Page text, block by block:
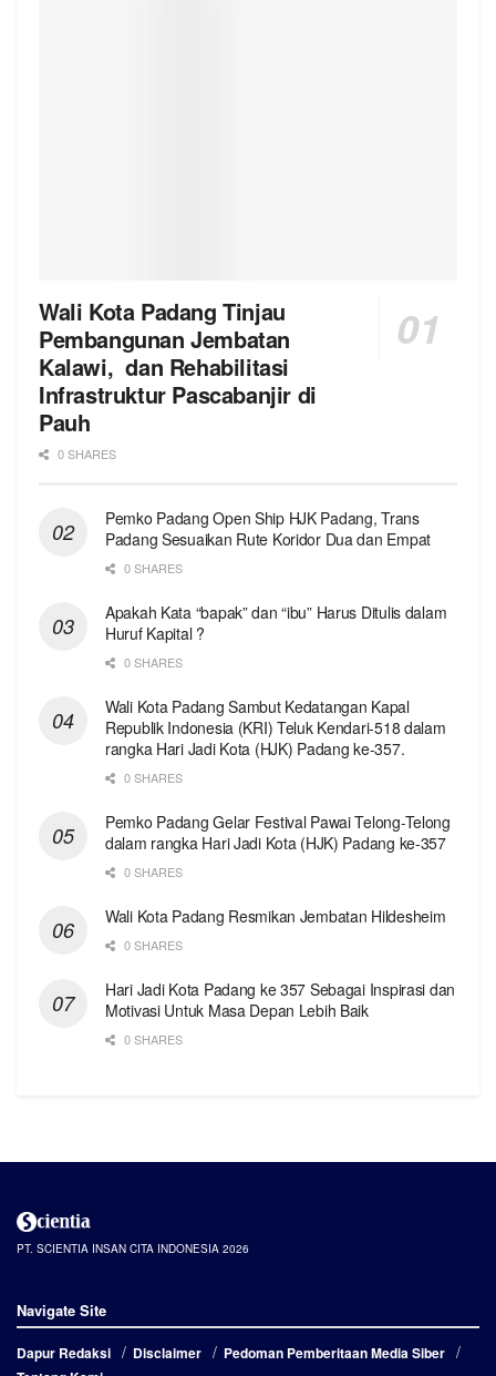
Wali Kota Padang Tinjau
Pembangunan Jembatan
Kalawi, dan Rehabilitasi
Infrastruktur Pascabanjir di
Pauh
0 SHARES
Pemko Padang Open Ship HJK Padang, Trans
Padang Sesuaikan Rute Koridor Dua dan Empat
0 SHARES
Apakah Kata “bapak” dan “ibu” Harus Ditulis dalam
Huruf Kapital ?
0 SHARES
Wali Kota Padang Sambut Kedatangan Kapal
Republik Indonesia (KRI) Teluk Kendari-518 dalam
rangka Hari Jadi Kota (HJK) Padang ke-357.
0 SHARES
Pemko Padang Gelar Festival Pawai Telong-Telong
dalam rangka Hari Jadi Kota (HJK) Padang ke-357
0 SHARES
Wali Kota Padang Resmikan Jembatan Hildesheim
0 SHARES
Hari Jadi Kota Padang ke 357 Sebagai Inspirasi dan
Motivasi Untuk Masa Depan Lebih Baik
0 SHARES
PT. SCIENTIA INSAN CITA INDONESIA 2026
Navigate Site
Dapur Redaksi Disclaimer
Pedoman Pemberitaan Media Siber